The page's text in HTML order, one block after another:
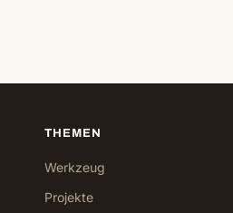
THEMEN
Werkzeug
Projekte